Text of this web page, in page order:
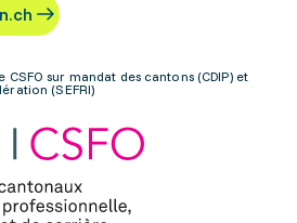
sur mandat des cantons (CDIP) et
(SEFRI)